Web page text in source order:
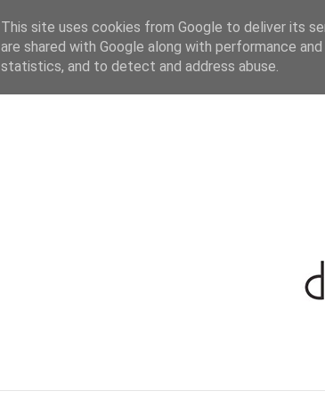
HOME KATEGORIEN ASIAN-
This site uses cookies from Google to deliver its
are shared with Google along with performance
statistics, and to detect and address abuse.